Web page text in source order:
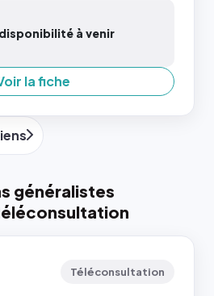
à venir
la fiche
généralistes
Téléconsultation